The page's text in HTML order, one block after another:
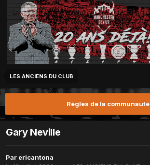
LES ANCIENS DU CLUB
Règles de la communauté
Gary Neville
Par ericantona